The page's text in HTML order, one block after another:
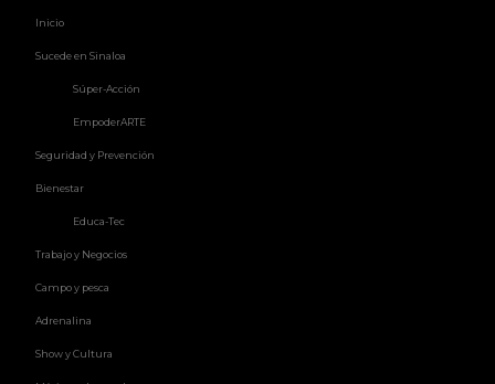
Inicio
Sucede en Sinaloa
Súper-Acción
EmpoderARTE
Seguridad y Prevención
Bienestar
Educa-Tec
Trabajo y Negocios
Campo y pesca
Adrenalina
Show y Cultura